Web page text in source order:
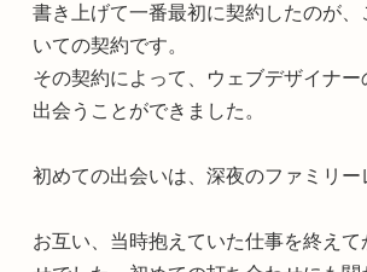
書き上げて一番最初に契約したのが
いての契約です。
その契約によって、ウェブデザイナー
出会うことができました。
初めての出会いは、深夜のファミリー
お互い、当時抱えていた仕事を終えて